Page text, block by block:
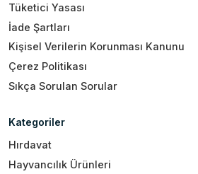
Tüketici Yasası
İade Şartları
Kişisel Verilerin Korunması Kanunu
Çerez Politikası
Sıkça Sorulan Sorular
Kategoriler
Hırdavat
Hayvancılık Ürünleri